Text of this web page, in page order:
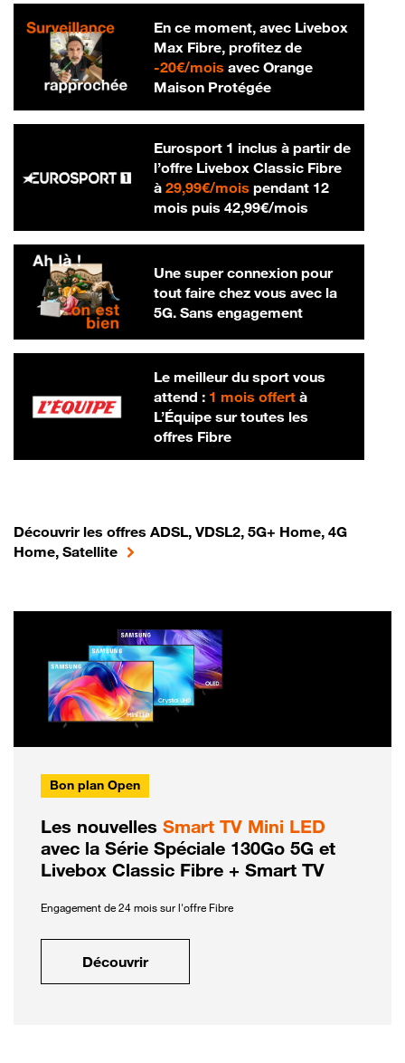
En ce moment, avec Livebox
Max Fibre, profitez de
-20€/mois20 € par mois
avec Orange
Maison Protégée
Eurosport 1 inclus à partir de
l’offre Livebox Classic Fibre
à 29,99€/mois29,99 € par mois
pendant 12
mois puis 42,99€/mois42,99 € par
Une super connexion pour
tout faire chez vous avec la
5G. Sans engagement
Le meilleur du sport vous
attend : 1 mois offertà
L’Équipe sur toutes les
offres Fibre
Découvrir les offres ADSL, VDSL2, 5G+ Home, 4G
Home, Satellite
Bon plan Open
Les nouvelles Smart TV Mini LED
avec la Série Spéciale 130Go 5G et
Livebox Classic Fibre + Smart TV
Engagement de 24 mois sur l'offre Fibre
Découvrir